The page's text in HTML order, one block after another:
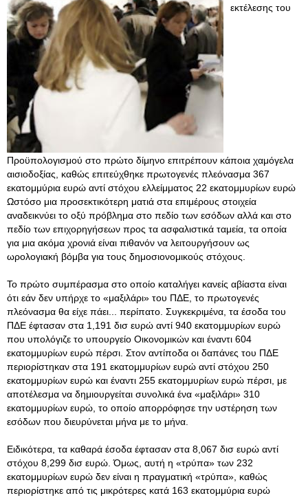
εκτέλεσης του
Προϋπολογισμού στο πρώτο δίμηνο επιτρέπουν κάποια χαμόγελα
αισιοδοξίας, καθώς επιτεύχθηκε πρωτογενές πλεόνασμα 367
εκατομμύρια ευρώ αντί στόχου ελλείμματος 22 εκατομμυρίων ευρώ
Ωστόσο μια προσεκτικότερη ματιά στα επιμέρους στοιχεία
αναδεικνύει το οξύ πρόβλημα στο πεδίο των εσόδων αλλά και στο
πεδίο των επιχορηγήσεων προς τα ασφαλιστικά ταμεία, τα οποία
για μια ακόμα χρονιά είναι πιθανόν να λειτουργήσουν ως
ωρολογιακή βόμβα για τους δημοσιονομικούς στόχους.
Το πρώτο συμπέρασμα στο οποίο καταλήγει κανείς αβίαστα είναι
ότι εάν δεν υπήρχε το «μαξιλάρι» του ΠΔΕ, το πρωτογενές
πλεόνασμα θα είχε πάει... περίπατο. Συγκεκριμένα, τα έσοδα του
ΠΔΕ έφτασαν στα 1,191 δισ ευρώ αντί 940 εκατομμυρίων ευρώ
που υπολόγιζε το υπουργείο Οικονομικών και έναντι 604
εκατομμυρίων ευρώ πέρσι. Στον αντίποδα οι δαπάνες του ΠΔΕ
περιορίστηκαν στα 191 εκατομμυρίων ευρώ αντί στόχου 250
εκατομμυρίων ευρώ και έναντι 255 εκατομμυρίων ευρώ πέρσι, με
αποτέλεσμα να δημιουργείται συνολικά ένα «μαξιλάρι» 310
εκατομμυρίων ευρώ, το οποίο απορρόφησε την υστέρηση των
εσόδων που διευρύνεται μήνα με το μήνα.
Ειδικότερα, τα καθαρά έσοδα έφτασαν στα 8,067 δισ ευρώ αντί
στόχου 8,299 δισ ευρώ. Όμως, αυτή η «τρύπα» των 232
εκατομμυρίων ευρώ δεν είναι η πραγματική «τρύπα», καθώς
περιορίστηκε από τις μικρότερες κατά 163 εκατομμύρια ευρώ